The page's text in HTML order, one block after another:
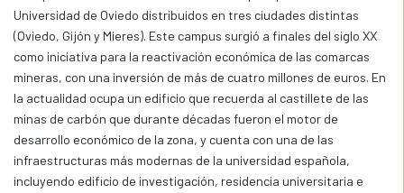
Universidad de Oviedo distribuidos en tres ciudades distintas
(Oviedo, Gijón y Mieres). Este campus surgió a finales del siglo XX
como iniciativa para la reactivación económica de las comarcas
mineras, con una inversión de más de cuatro millones de euros. En
la actualidad ocupa un edificio que recuerda al castillete de las
minas de carbón que durante décadas fueron el motor de
desarrollo económico de la zona, y cuenta con una de las
infraestructuras más modernas de la universidad española,
incluyendo edificio de investigación, residencia universitaria e